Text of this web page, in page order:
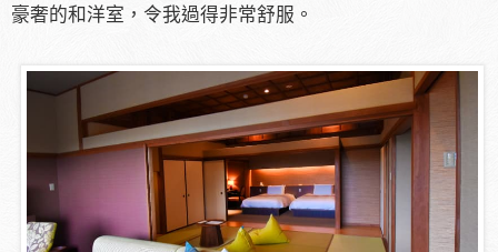
豪奢的和洋室，令我過得非常舒服。